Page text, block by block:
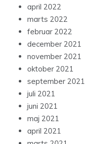
april 2022
marts 2022
februar 2022
december 2021
november 2021
oktober 2021
september 2021
juli 2021
juni 2021
maj 2021
april 2021